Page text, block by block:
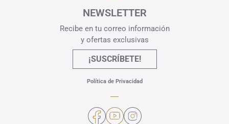
NEWSLETTER
Recibe en tu correo información
y ofertas exclusivas
¡SUSCRÍBETE!
Política de Privacidad